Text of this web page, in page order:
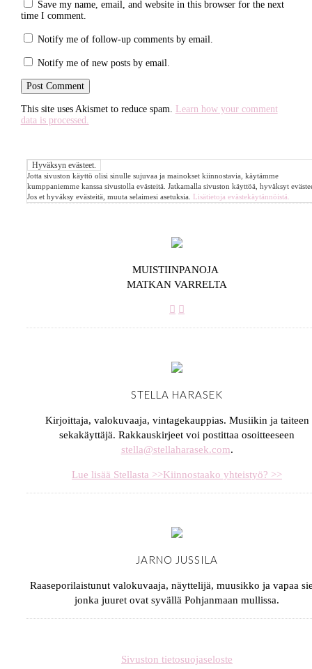
Save my name, email, and website in this browser for the next
time I comment.
Notify me of follow-up comments by email.
Notify me of new posts by email.
This site uses Akismet to reduce spam. Learn how your comment
data is processed.
Jotta sivuston käyttö olisi sinulle sujuvaa ja mainokset kiinnostavia, käytämme
kumppaniemme kanssa sivustolla evästeitä. Jatkamalla sivuston käyttöä, hyväksyt
Jos et hyväksy evästeitä, muuta selaimesi asetuksia. Lisätietoja evästekäytännöistä.
MUISTIINPANOJA
MATKAN VARRELTA
STELLA HARASEK
Kirjoittaja, valokuvaaja, vintagekauppias. Musiikin ja taiteen
sekakäyttäjä. Rakkauskirjeet voi postittaa osoitteeseen
stella@stellaharasek.com.
Lue lisää Stellasta >>Kiinnostaako yhteistyö? >>
JARNO JUSSILA
Raaseporilaistunut valokuvaaja, näyttelijä, muusikko ja vapaa
jonka juuret ovat syvällä Pohjanmaan mullissa.
Sivuston tietosuojaseloste